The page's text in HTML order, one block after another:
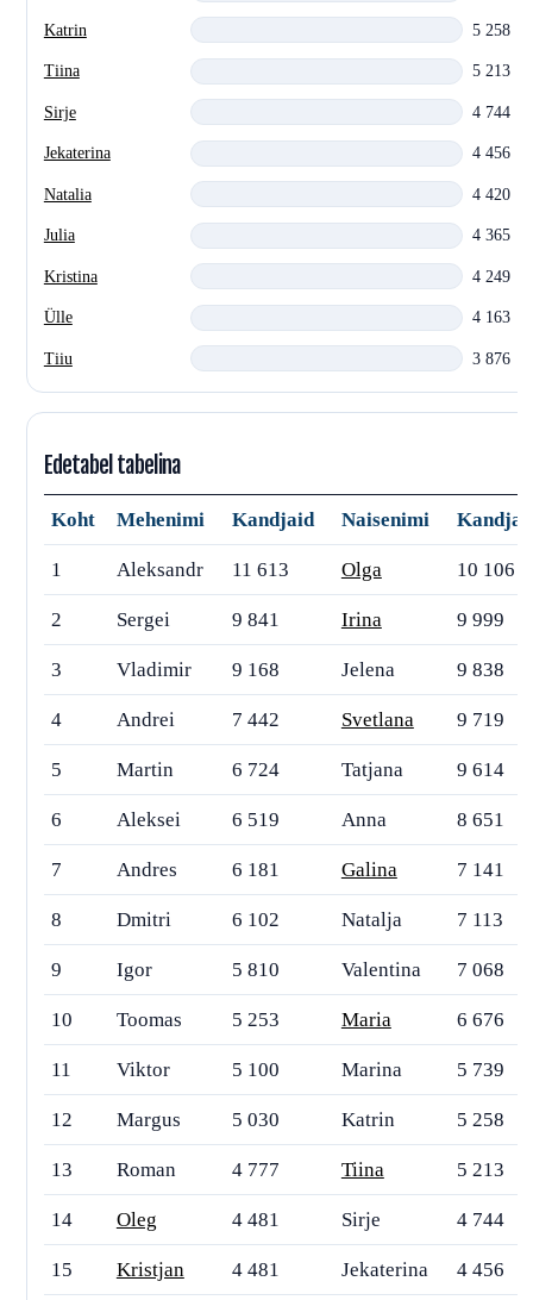
Katrin 5 258
Tiina 5 213
Sirje 4 744
Jekaterina 4 456
Natalia 4 420
Julia 4 365
Kristina 4 249
Ülle 4 163
Tiiu 3 876
Edetabel tabelina
Koht Mehenimi Kandjaid Naisenimi
1 Aleksandr 11 613 Olga 10 106
2 Sergei 9 841 Irina 9 999
3 Vladimir 9 168 Jelena 9 838
4 Andrei 7 442 Svetlana 9 719
5 Martin 6 724 Tatjana 9 614
6 Aleksei 6 519 Anna 8 651
7 Andres 6 181 Galina 7 141
8 Dmitri 6 102 Natalja 7 113
9 Igor 5 810 Valentina 7 068
10 Toomas 5 253 Maria 6 676
11 Viktor 5 100 Marina 5 739
12 Margus 5 030 Katrin 5 258
13 Roman 4 777 Tiina 5 213
14 Oleg 4 481 Sirje 4 744
15 Kristjan 4 481 Jekaterina 4 456